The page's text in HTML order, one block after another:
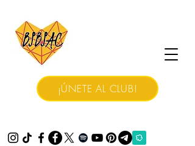
¡ÚNETE AL CLUB!